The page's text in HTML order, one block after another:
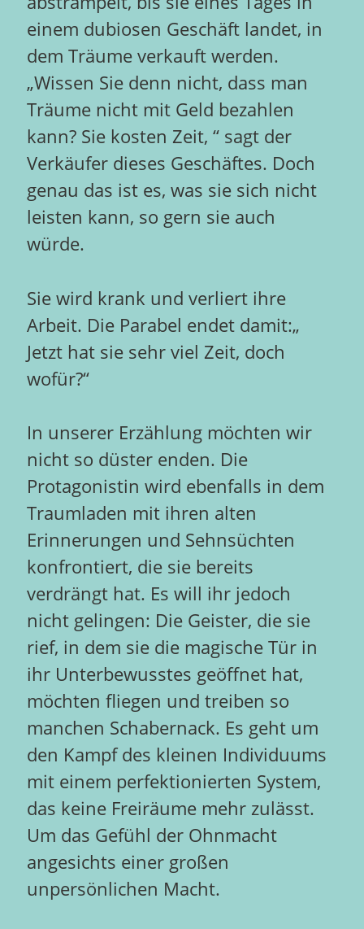
einem dubiosen Geschäft landet, in
dem Träume verkauft werden.
„Wissen Sie denn nicht, dass man
Träume nicht mit Geld bezahlen
kann? Sie kosten Zeit, “ sagt der
Verkäufer dieses Geschäftes. Doch
genau das ist es, was sie sich nicht
leisten kann, so gern sie auch
würde.
Sie wird krank und verliert ihre
Arbeit. Die Parabel endet damit:„
Jetzt hat sie sehr viel Zeit, doch
wofür?“
In unserer Erzählung möchten wir
nicht so düster enden. Die
Protagonistin wird ebenfalls in dem
Traumladen mit ihren alten
Erinnerungen und Sehnsüchten
konfrontiert, die sie bereits
verdrängt hat. Es will ihr jedoch
nicht gelingen: Die Geister, die sie
rief, in dem sie die magische Tür in
ihr Unterbewusstes geöffnet hat,
möchten fliegen und treiben so
manchen Schabernack. Es geht um
den Kampf des kleinen Individuums
mit einem perfektionierten System,
das keine Freiräume mehr zulässt.
Um das Gefühl der Ohnmacht
angesichts einer großen
unpersönlichen Macht.